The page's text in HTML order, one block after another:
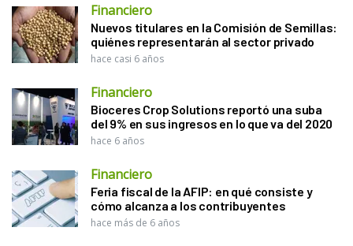
Financiero
Nuevos titulares en la Comisión de Semillas:
quiénes representarán al sector privado
hace casi 6 años
Financiero
Bioceres Crop Solutions reportó una suba
del 9% en sus ingresos en lo que va del 2020
hace 6 años
Financiero
Feria fiscal de la AFIP: en qué consiste y
cómo alcanza a los contribuyentes
hace más de 6 años